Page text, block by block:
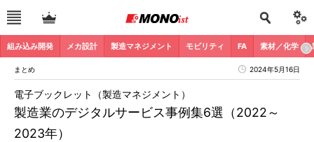
組み込み開発 メカ設計 製造マネジメント モビリティ FA 素材／化学
まとめ 2024年5月16日
製造業のデジタルサービス事例集6選（2022～
2023年）
電子ブックレット（製造マネジメント）